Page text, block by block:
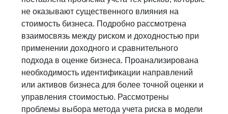
не оказывают существенного влияния на
стоимость бизнеса. Подробно рассмотрена
взаимосвязь между риском и доходностью при
применении доходного и сравнительного
подхода в оценке бизнеса. Проанализирована
необходимость идентификации направлений
или активов бизнеса для более точной оценки и
управления стоимостью. Рассмотрены
проблемы выбора метода учета риска в модели